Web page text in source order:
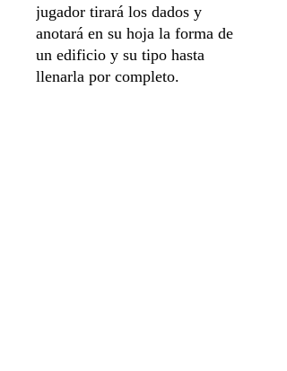
jugador tirará los dados y
anotará en su hoja la forma de
un edificio y su tipo hasta
llenarla por completo.